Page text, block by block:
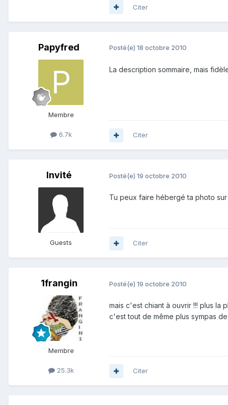
Citer
Papyfred
Membre
6.7k
Posté(e) 18 octobre 2010
La description sommaire, mais
Citer
Invité
Guests
Posté(e) 19 octobre 2010
Tu peux faire hébergé ta photo
Citer
1frangin
Membre
25.3k
Posté(e) 19 octobre 2010
mais c'est chiant à ouvrir !!! plus la
c'est tout de même plus sympas de
Citer